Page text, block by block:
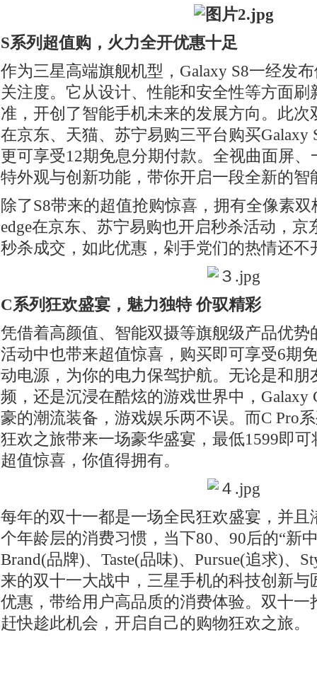
S系列超值购，火力全开优惠十足
作为三星高端旗舰机型，Galaxy S8一经发
关注度。它从设计、性能和安全性等方面刷
准，开创了智能手机未来的发展方向。此次
在京东、天猫、苏宁易购三平台购买Galaxy
更可享受12期免息分期付款。全视曲面屏
特外观与创新功能，带你开启一段全新的智
除了S8带来的超值抢购惊喜，拥有全像素双
edge在京东、苏宁易购也开启秒杀活动，京
秒杀成交，如此优惠，剁手党们的热情还不
C系列狂欢盛宴，魅力独特 价驭精彩
凭借着高颜值、智能双摄等旗舰级产品优势
活动中也带来超值惊喜，购买即可享受6期
动电源，为你的电力保驾护航。无论是和朋
频，还是沉浸在酷炫的游戏世界中，Galaxy
豪的潮流装备，游戏娱乐两不误。而C Pro
狂欢之旅带来一场豪华盛宴，最低1599即可
超值惊喜，你值得拥有。
每年的双十一都是一场全民狂欢盛宴，并且
个年龄层的消费习惯，当下80、90后的“新
Brand(品牌)、Taste(品味)、Pursue(追求)、
来的双十一大战中，三星手机的科技创新与
优惠，带给用户高品质的消费体验。双十一
赶快趁此机会，开启自己的购物狂欢之旅。